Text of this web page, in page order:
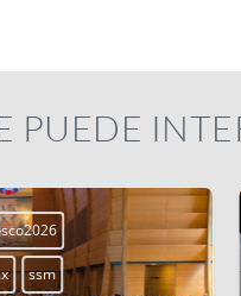
PUEDE
ssm